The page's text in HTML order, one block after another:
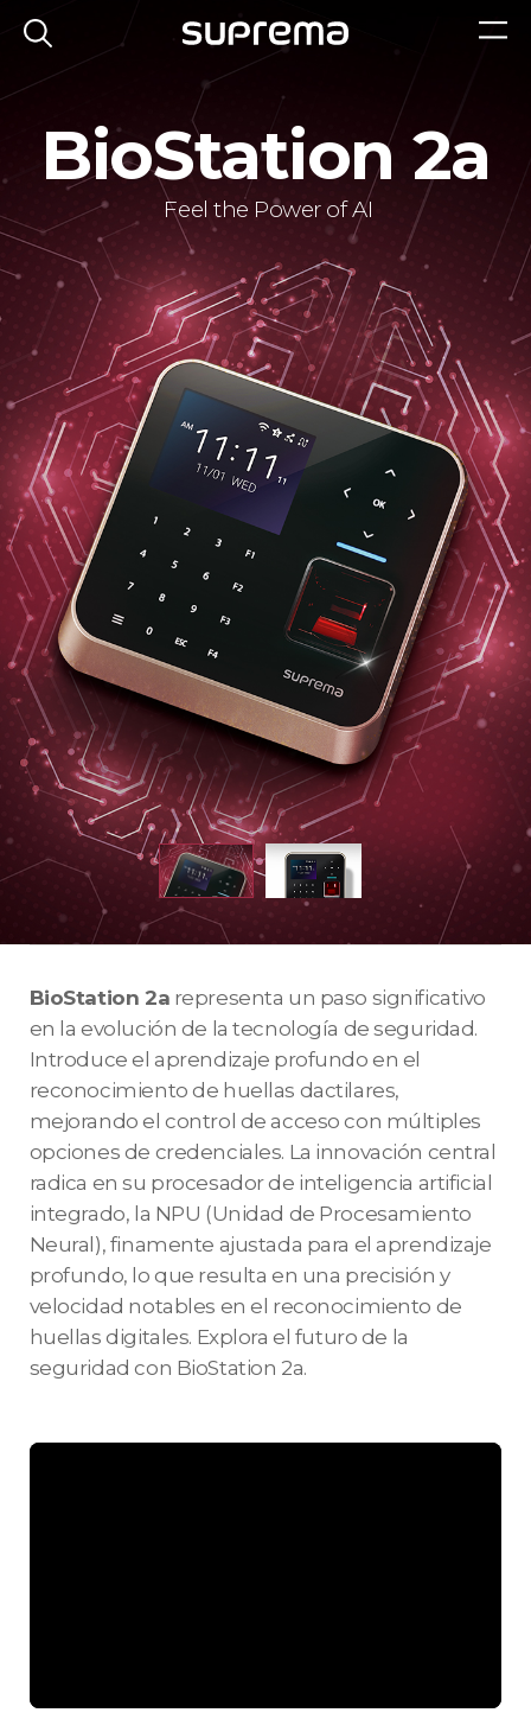
BioStation 2a
Feel the Power of AI
BioStation 2a representa un paso significativo
en la evolución de la tecnología de seguridad.
Introduce el aprendizaje profundo en el
reconocimiento de huellas dactilares,
mejorando el control de acceso con múltiples
opciones de credenciales. La innovación central
radica en su procesador de inteligencia artificial
integrado, la NPU (Unidad de Procesamiento
Neural), finamente ajustada para el aprendizaje
profundo, lo que resulta en una precisión y
velocidad notables en el reconocimiento de
huellas digitales. Explora el futuro de la
seguridad con BioStation 2a.